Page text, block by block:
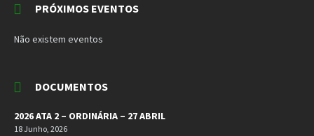
PRÓXIMOS EVENTOS
Não existem eventos
DOCUMENTOS
2026 ATA 2 – ORDINÁRIA – 27 ABRIL
18 Junho, 2026